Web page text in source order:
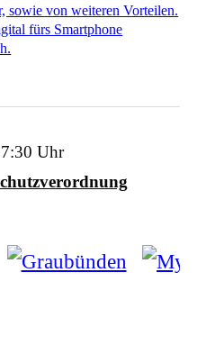
sowie von weiteren Vorteilen.
fürs Smartphone
Uhr